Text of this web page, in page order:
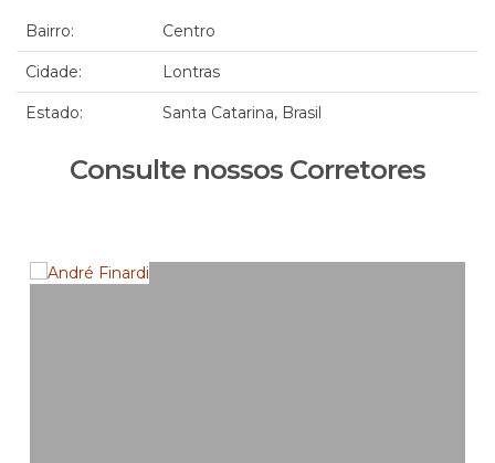
Bairro: Centro
Cidade: Lontras
Estado: Santa Catarina, Brasil
Consulte nossos Corretores